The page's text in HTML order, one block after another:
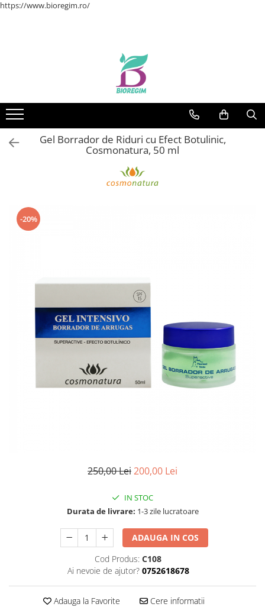
https://www.bioregim.ro/
Gel Borrador de Riduri cu Efect Botulinic,
Cosmonatura, 50 ml
-20%
250,00 Lei200,00 Lei
IN STOC
Durata de livrare: 1-3 zile lucratoare
ADAUGA IN COS
Cod Produs: C108
Ai nevoie de ajutor? 0752618678
Adauga la Favorite Cere informatii